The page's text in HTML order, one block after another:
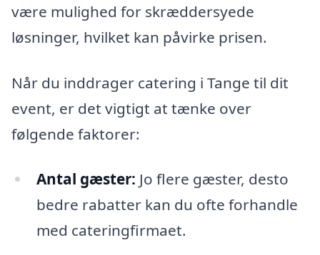
være mulighed for skræddersyede
løsninger, hvilket kan påvirke prisen.
Når du inddrager catering i Tange til dit
event, er det vigtigt at tænke over
følgende faktorer:
Antal gæster: Jo flere gæster, desto
bedre rabatter kan du ofte forhandle
med cateringfirmaet.